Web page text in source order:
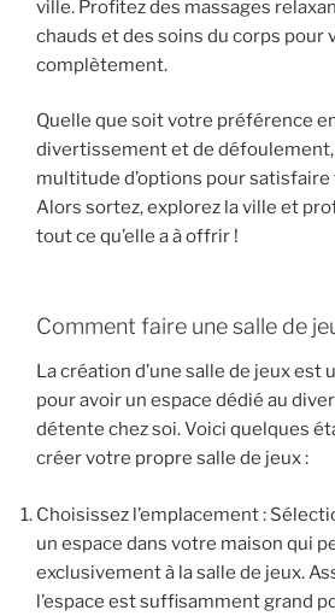
ville. Profitez des massages
chauds et des soins du corps pour
complètement.
Quelle que soit votre préférence
divertissement et de
multitude d’options pour
Alors sortez, explorez la ville et
tout ce qu’elle a à offrir !
Comment faire une salle de
La création d’une salle de jeux est
pour avoir un espace dédié au
détente chez soi. Voici quelques
créer votre propre salle de jeux :
Choisissez l’emplacement :
un espace dans votre maison qui
exclusivement à la salle de jeux.
l’espace est suffisamment grand